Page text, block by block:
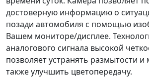
достоверную информацию о
позади автомобиля с помощью
Вашем мониторе/дисплее.
аналогового сигнала высокой
позволяет устранять размытости и
также улучшить цветопередачу.